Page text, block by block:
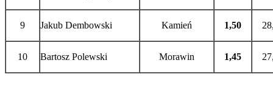
9 Jakub Dembowski Kamień 1,50
10 Bartosz Polewski Morawin 1,45